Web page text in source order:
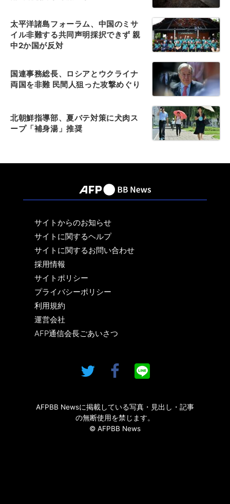
太平洋諸島フォーラム、中国のミサ
イル非難する共同声明採択できず 親
中2か国が反対
国連事務総長、ロシアとウクライナ
両国を非難 民間人狙った攻撃めぐり
北朝鮮指導部、夏バテ対策に犬肉ス
ープ「補身湯」推奨
サイトからのお知らせ
サイトに関するヘルプ
サイトに関するお問い合わせ
採用情報
サイトポリシー
プライバシーポリシー
利用規約
運営会社
AFP通信会長ごあいさつ
AFPBB Newsに掲載している写真・見出し・記事
の無断使用を禁じます。
© AFPBB News